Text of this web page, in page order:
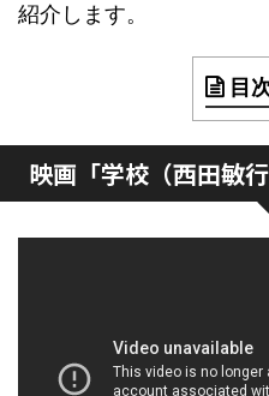
紹介します。
目
映画「学校（西田敏